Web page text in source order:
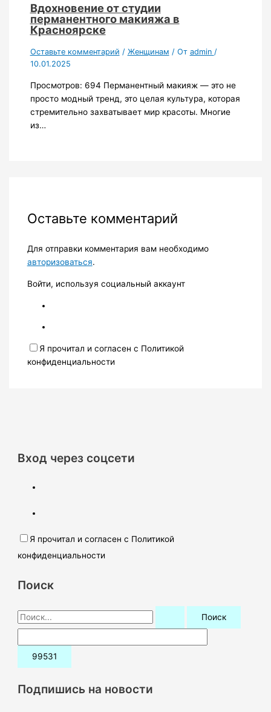
Вдохновение от студии
перманентного макияжа в
Красноярске
Оставьте комментарий / Женщинам / От admin /
10.01.2025
Просмотров: 694 Перманентный макияж — это не
просто модный тренд, это целая культура, которая
стремительно захватывает мир красоты. Многие
из…
Оставьте комментарий
Для отправки комментария вам необходимо
авторизоваться.
Войти, используя социальный аккаунт
Я прочитал и согласен с Политикой
конфиденциальности
Вход через соцсети
Я прочитал и согласен с Политикой
конфиденциальности
Поиск
П
о
и
:Подпишись на новости